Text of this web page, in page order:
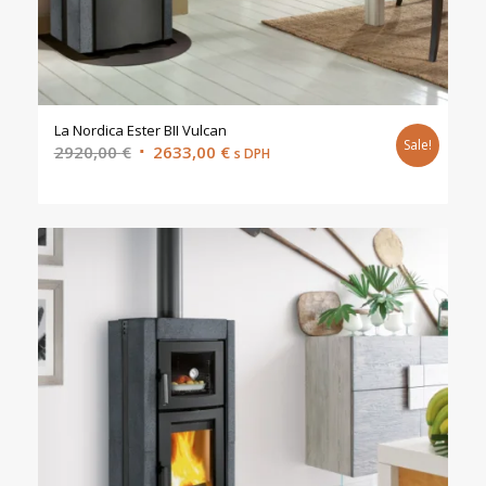
La Nordica Ester BII Vulcan
2920,00€ Original
2920,00 €.
2633,00 €Current
2633,00 €.
s DPH Sale!